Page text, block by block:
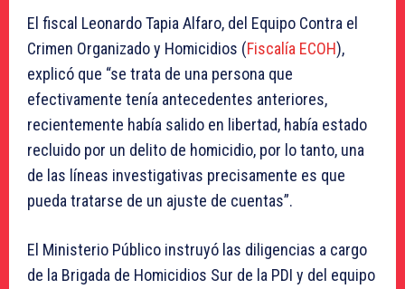
El fiscal Leonardo Tapia Alfaro, del Equipo Contra el
Crimen Organizado y Homicidios (Fiscalía ECOH),
explicó que “se trata de una persona que
efectivamente tenía antecedentes anteriores,
recientemente había salido en libertad, había estado
recluido por un delito de homicidio, por lo tanto, una
de las líneas investigativas precisamente es que
pueda tratarse de un ajuste de cuentas”.
El Ministerio Público instruyó las diligencias a cargo
de la Brigada de Homicidios Sur de la PDI y del equipo